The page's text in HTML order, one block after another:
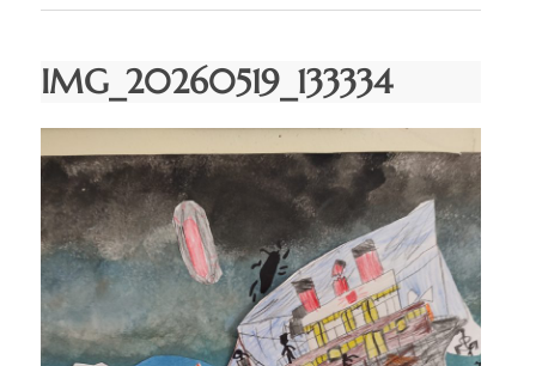
IMG_20260519_133334